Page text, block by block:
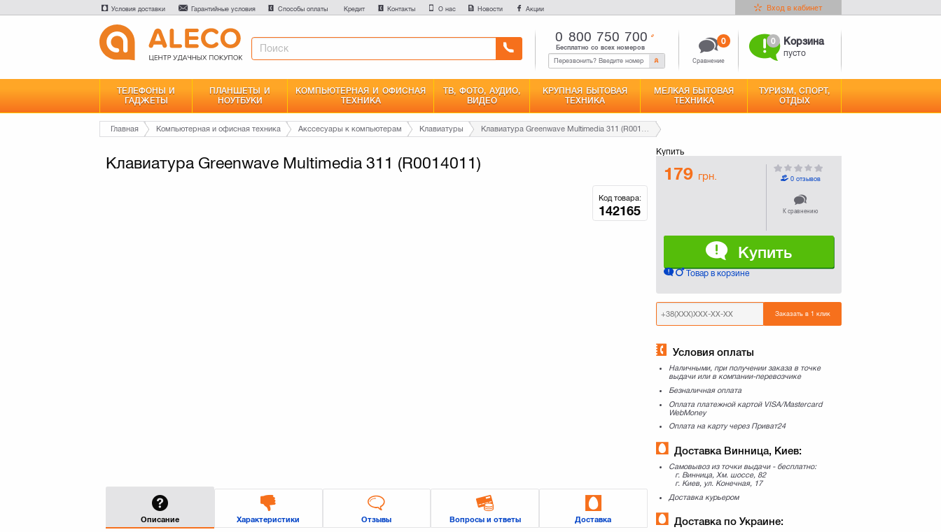
Условия доставки Гарантийные условия Способы оплаты Кредит Контакты О нас Новости Акции Вход в кабинет
0 800 750 700
Бесплатно со всех номеров
Сравнение
0 0 Корзина
пусто
ТЕЛЕФОНЫ И
ГАДЖЕТЫ
ПЛАНШЕТЫ И
НОУТБУКИ
КОМПЬЮТЕРНАЯ И ОФИСНАЯ
ТЕХНИКА
ТВ, ФОТО, АУДИО,
ВИДЕО
КРУПНАЯ БЫТОВАЯ
ТЕХНИКА
МЕЛКАЯ БЫТОВАЯ
ТЕХНИКА
ТУРИЗМ, СПОРТ,
ОТДЫХ
Главная Компьютерная и офисная техника Акссесуары к компьютерам Клавиатуры
Купить
Клавиатура Greenwave Multimedia 311 (R0014011)
Код товара:
142165
Описание Характеристики Отзывы Вопросы и ответы Доставка
179 грн. 0 отзывов
К сравнению
Купить
Товар в корзине
Заказать в 1 клик
Условия оплаты
Наличными, при получении заказа в точке
выдачи или в компании-перевозчике
Безналичная оплата
Оплата платежной картой VISA/Mastercard
WebMoney
Оплата на карту через Приват24
Доставка Винница, Киев:
Самовывоз из точки выдачи - бесплатно:
г. Винница, Хм. шоссе, 82
г. Киев, ул. Конечная, 17
Доставка курьером
Доставка по Украине: